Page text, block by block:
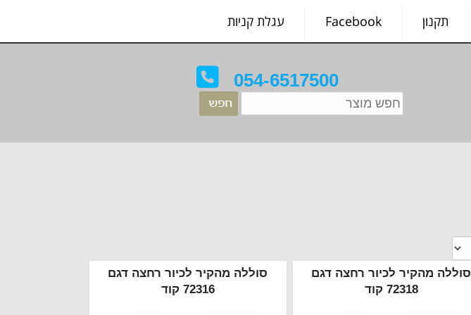
תקנון Facebook עגלת קניות
054-6517500
סוללה מהקיר לכיור רחצה דגם
72318 קוד
סוללה מהקיר לכיור רחצה דגם
72316 קוד